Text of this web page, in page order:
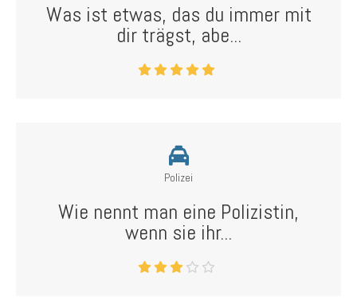
Was ist etwas, das du immer mit
dir trägst, abe...
Polizei
Wie nennt man eine Polizistin,
wenn sie ihr...